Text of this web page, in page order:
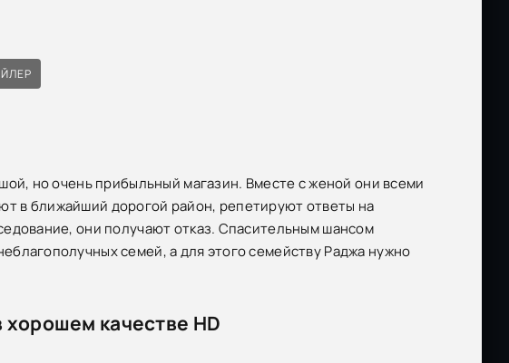
но очень прибыльный магазин. Вместе с женой они всеми
в ближайший дорогой район, репетируют ответы на
они получают отказ. Спасительным шансом
семей, а для этого семейству Раджа нужно
качестве HD